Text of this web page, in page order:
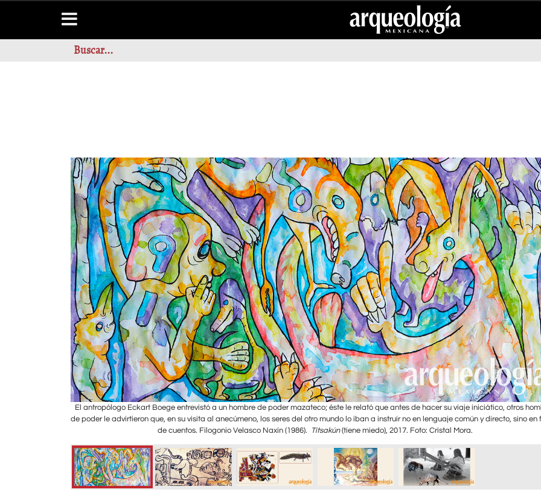
El antropólogo Eckart Boege entrevistó a un hombre de poder mazateco; éste le relató que antes de hacer su viaje iniciático, otros
de poder le advirtieron que, en su visita al anecúmeno, los seres del otro mundo lo iban a instruir no en lenguaje común y directo, sino en
de cuentos. Filogonio Velasco Naxín (1986).
Titsakún(tiene miedo), 2017. Foto: Cristal Mora.